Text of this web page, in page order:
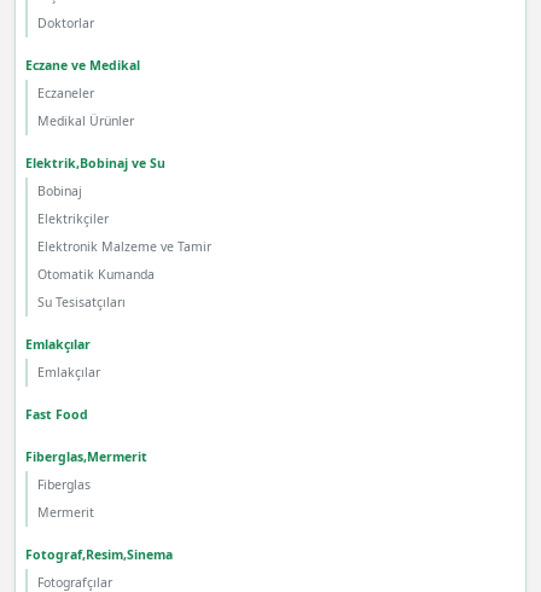
Doktorlar
Eczane ve Medikal
Eczaneler
Medikal Ürünler
Elektrik,Bobinaj ve Su
Bobinaj
Elektrikçiler
Elektronik Malzeme ve Tamir
Otomatik Kumanda
Su Tesisatçıları
Emlakçılar
Emlakçılar
Fast Food
Fiberglas,Mermerit
Fiberglas
Mermerit
Fotograf,Resim,Sinema
Fotografçılar